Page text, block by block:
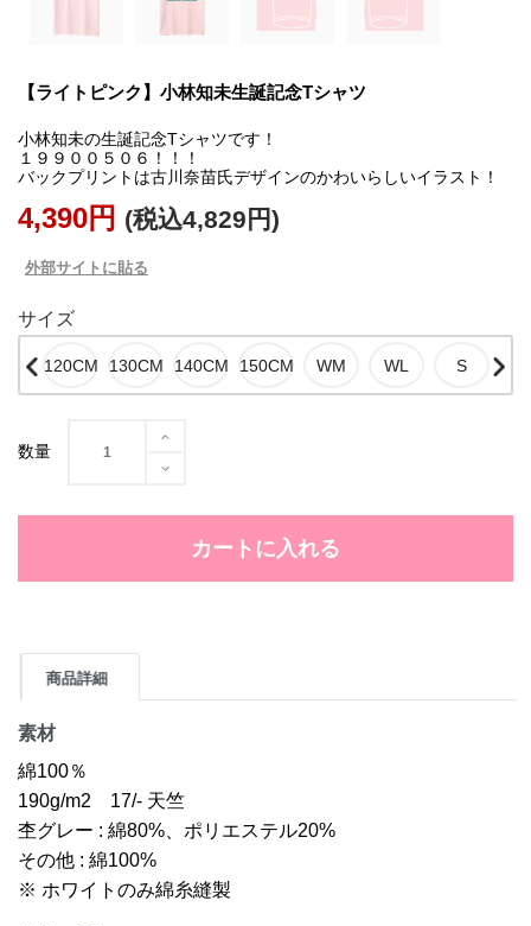
【ライトピンク】小林知未生誕記念Tシャツ
小林知未の生誕記念Tシャツです！
１９９００５０６！！！
4,390円 (税込4,829円)
外部サイトに貼る
サイズ
数量
カートに入れる
商品詳細
素材
綿100％
190g/m2 17/- 天竺
杢グレー : 綿80%、ポリエステル20%
その他 : 綿100%
※ ホワイトのみ綿糸縫製